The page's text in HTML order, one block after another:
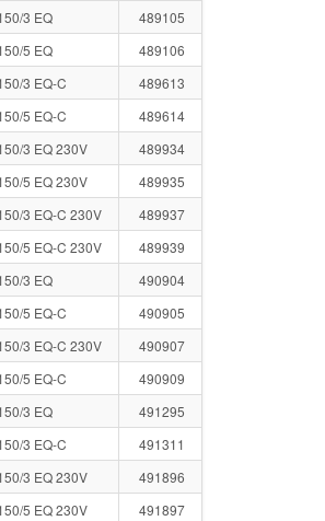
3 EQ
489105
5 EQ
489106
3 EQ-C
489613
5 EQ-C
489614
3 EQ 230V
489934
5 EQ 230V
489935
3 EQ-C 230V
489937
5 EQ-C 230V
489939
3 EQ
490904
5 EQ-C
490905
3 EQ-C 230V
490907
5 EQ-C
490909
3 EQ
491295
3 EQ-C
491311
3 EQ 230V
491896
5 EQ 230V
491897